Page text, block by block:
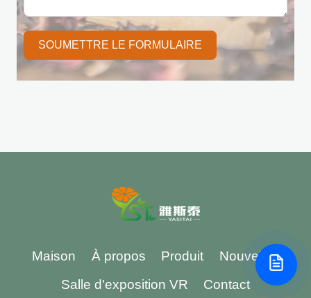
SOUMETTRE LE FORMULAIRE
Maison À propos Produit
Nouvelles
Salle d'exposition VR
Contact